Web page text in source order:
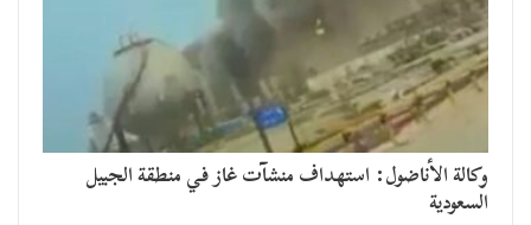
وكالة الأناضول: استهداف منشآت غاز في منطقة الجبيل
السعودية